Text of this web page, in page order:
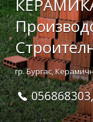
гр. Бургас,